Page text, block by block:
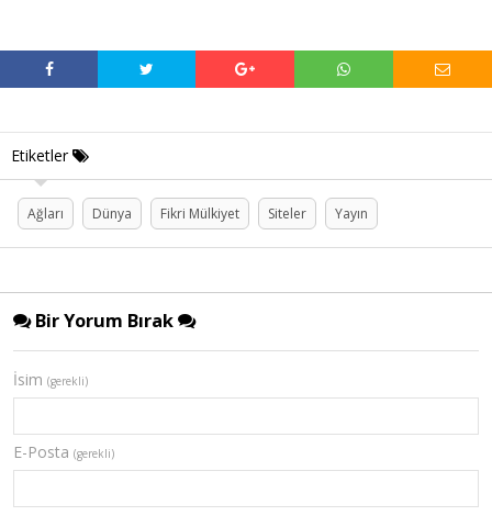
Etiketler
Ağları Dünya Fikri Mülkiyet Siteler Yayın
Bir Yorum Bırak
İsim (gerekli)
E-Posta (gerekli)